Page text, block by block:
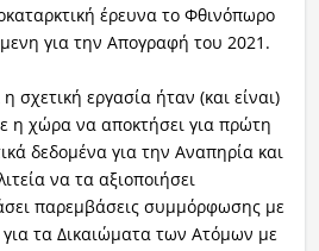
έρευνα το Φθινόπωρο
για την Απογραφή του 2021.
σχετική εργασία ήταν (και είναι)
η χώρα να αποκτήσει για πρώτη
δεδομένα για την Αναπηρία και
να τα αξιοποιήσει
παρεμβάσεις συμμόρφωσης με
τα Δικαιώματα των Ατόμων με